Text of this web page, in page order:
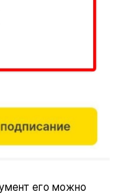
его можно